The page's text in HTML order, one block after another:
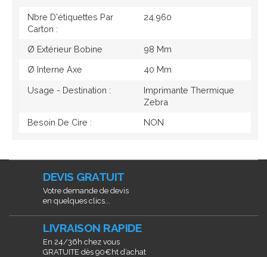
Nbre D'étiquettes Par
Carton :
24.960
Ø Extérieur Bobine 98 Mm
Ø Interne Axe 40 Mm
Usage - Destination :
Imprimante Thermique
Zebra
Besoin De Cire : NON
DEVIS GRATUIT
Votre demande de devis
en quelques clics...
LIVRAISON RAPIDE
En 24/36h chez vous
GRATUITE dès 90€ht d’achat